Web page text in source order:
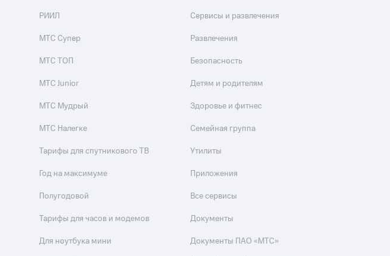
РИИЛ
МТС Супер
МТС ТОП
МТС Junior
МТС Мудрый
МТС Налегке
Тарифы для спутникового ТВ
Год на максимуме
Полугодовой
Тарифы для часов и модемов
Для ноутбука мини
Сервисы и развлечения
Развлечения
Безопасность
Детям и родителям
Здоровье и фитнес
Семейная группа
Утилиты
Приложения
Все сервисы
Документы
Документы ПАО «МТС»